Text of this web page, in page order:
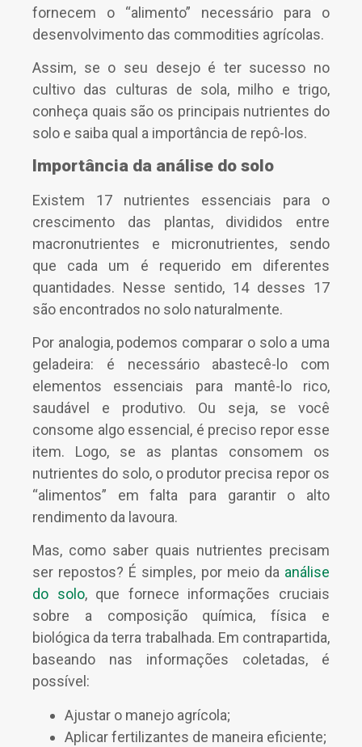
fornecem o “alimento” necessário para o
desenvolvimento das commodities agrícolas.
Assim, se o seu desejo é ter sucesso no
cultivo das culturas de sola, milho e trigo,
conheça quais são os principais nutrientes do
solo e saiba qual a importância de repô-los.
Importância da análise do solo
Existem 17 nutrientes essenciais para o
crescimento das plantas, divididos entre
macronutrientes e micronutrientes, sendo
que cada um é requerido em diferentes
quantidades. Nesse sentido, 14 desses 17
são encontrados no solo naturalmente.
Por analogia, podemos comparar o solo a uma
geladeira: é necessário abastecê-lo com
elementos essenciais para mantê-lo rico,
saudável e produtivo. Ou seja, se você
consome algo essencial, é preciso repor esse
item. Logo, se as plantas consomem os
nutrientes do solo, o produtor precisa repor os
“alimentos” em falta para garantir o alto
rendimento da lavoura.
Mas, como saber quais nutrientes precisam
ser repostos? É simples, por meio da análise
do solo, que fornece informações cruciais
sobre a composição química, física e
biológica da terra trabalhada. Em contrapartida,
baseando nas informações coletadas, é
possível:
Ajustar o manejo agrícola;
Aplicar fertilizantes de maneira eficiente;